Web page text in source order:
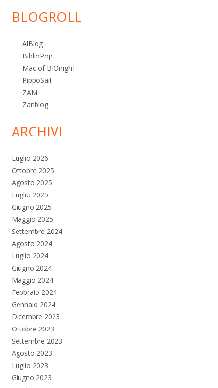
BLOGROLL
AlBlog
BiblioPop
Mac of BIOnighT
PippoSail
ZAM
Zanblog
ARCHIVI
Luglio 2026
Ottobre 2025
Agosto 2025
Luglio 2025
Giugno 2025
Maggio 2025
Settembre 2024
Agosto 2024
Luglio 2024
Giugno 2024
Maggio 2024
Febbraio 2024
Gennaio 2024
Dicembre 2023
Ottobre 2023
Settembre 2023
Agosto 2023
Luglio 2023
Giugno 2023